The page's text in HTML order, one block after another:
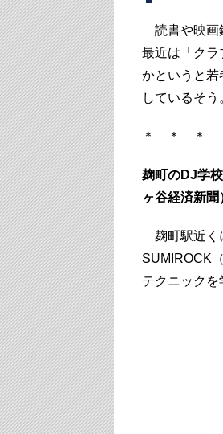
読書や映画
最近は「クラ
かというと若
しているそう
＊ ＊ ＊
麹町のDJ学
ヶ谷経済新聞
麹町駅近く
SUMIROCK
テクニックを